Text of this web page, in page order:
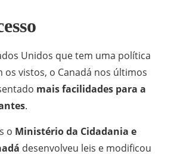
Unidos que tem uma política
os vistos, o Canadá nos últimos
mais facilidades para a
.
o Ministério da Cidadania e
desenvolveu leis e modificou